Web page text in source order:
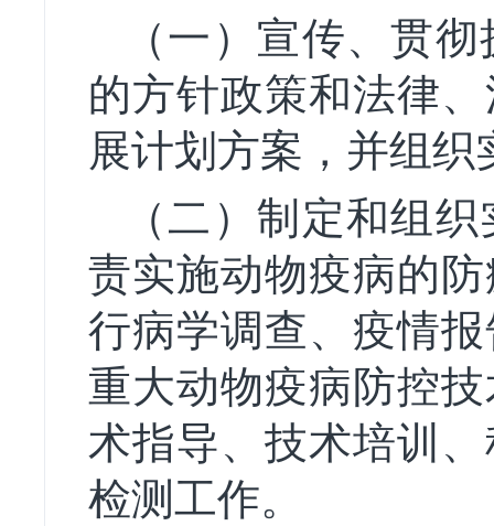
（一）宣传、贯
的方针政策和法律
展计划方案，并组织
（二）制定和组
责实施动物疫病的
行病学调查、疫情
重大动物疫病防控
术指导、技术培训
检测工作。